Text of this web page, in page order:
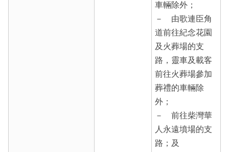
車輛除外；
－ 由歌連臣角
道前往紀念花園
及火葬場的支
路，靈車及載客
前往火葬場參加
葬禮的車輛除
外；
－ 前往柴灣華
人永遠墳場的支
路；及